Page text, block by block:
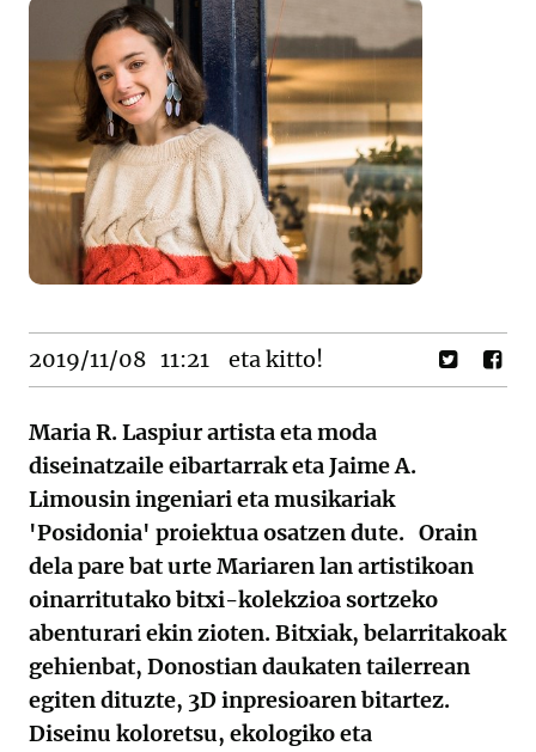
2019/11/08 11:21 eta kitto!
Maria R. Laspiur artista eta moda
diseinatzaile eibartarrak eta Jaime A.
Limousin ingeniari eta musikariak
'Posidonia' proiektua osatzen dute. Orain
dela pare bat urte Mariaren lan artistikoan
oinarritutako bitxi-kolekzioa sortzeko
abenturari ekin zioten. Bitxiak, belarritakoak
gehienbat, Donostian daukaten tailerrean
egiten dituzte, 3D inpresioaren bitartez.
Diseinu koloretsu, ekologiko eta